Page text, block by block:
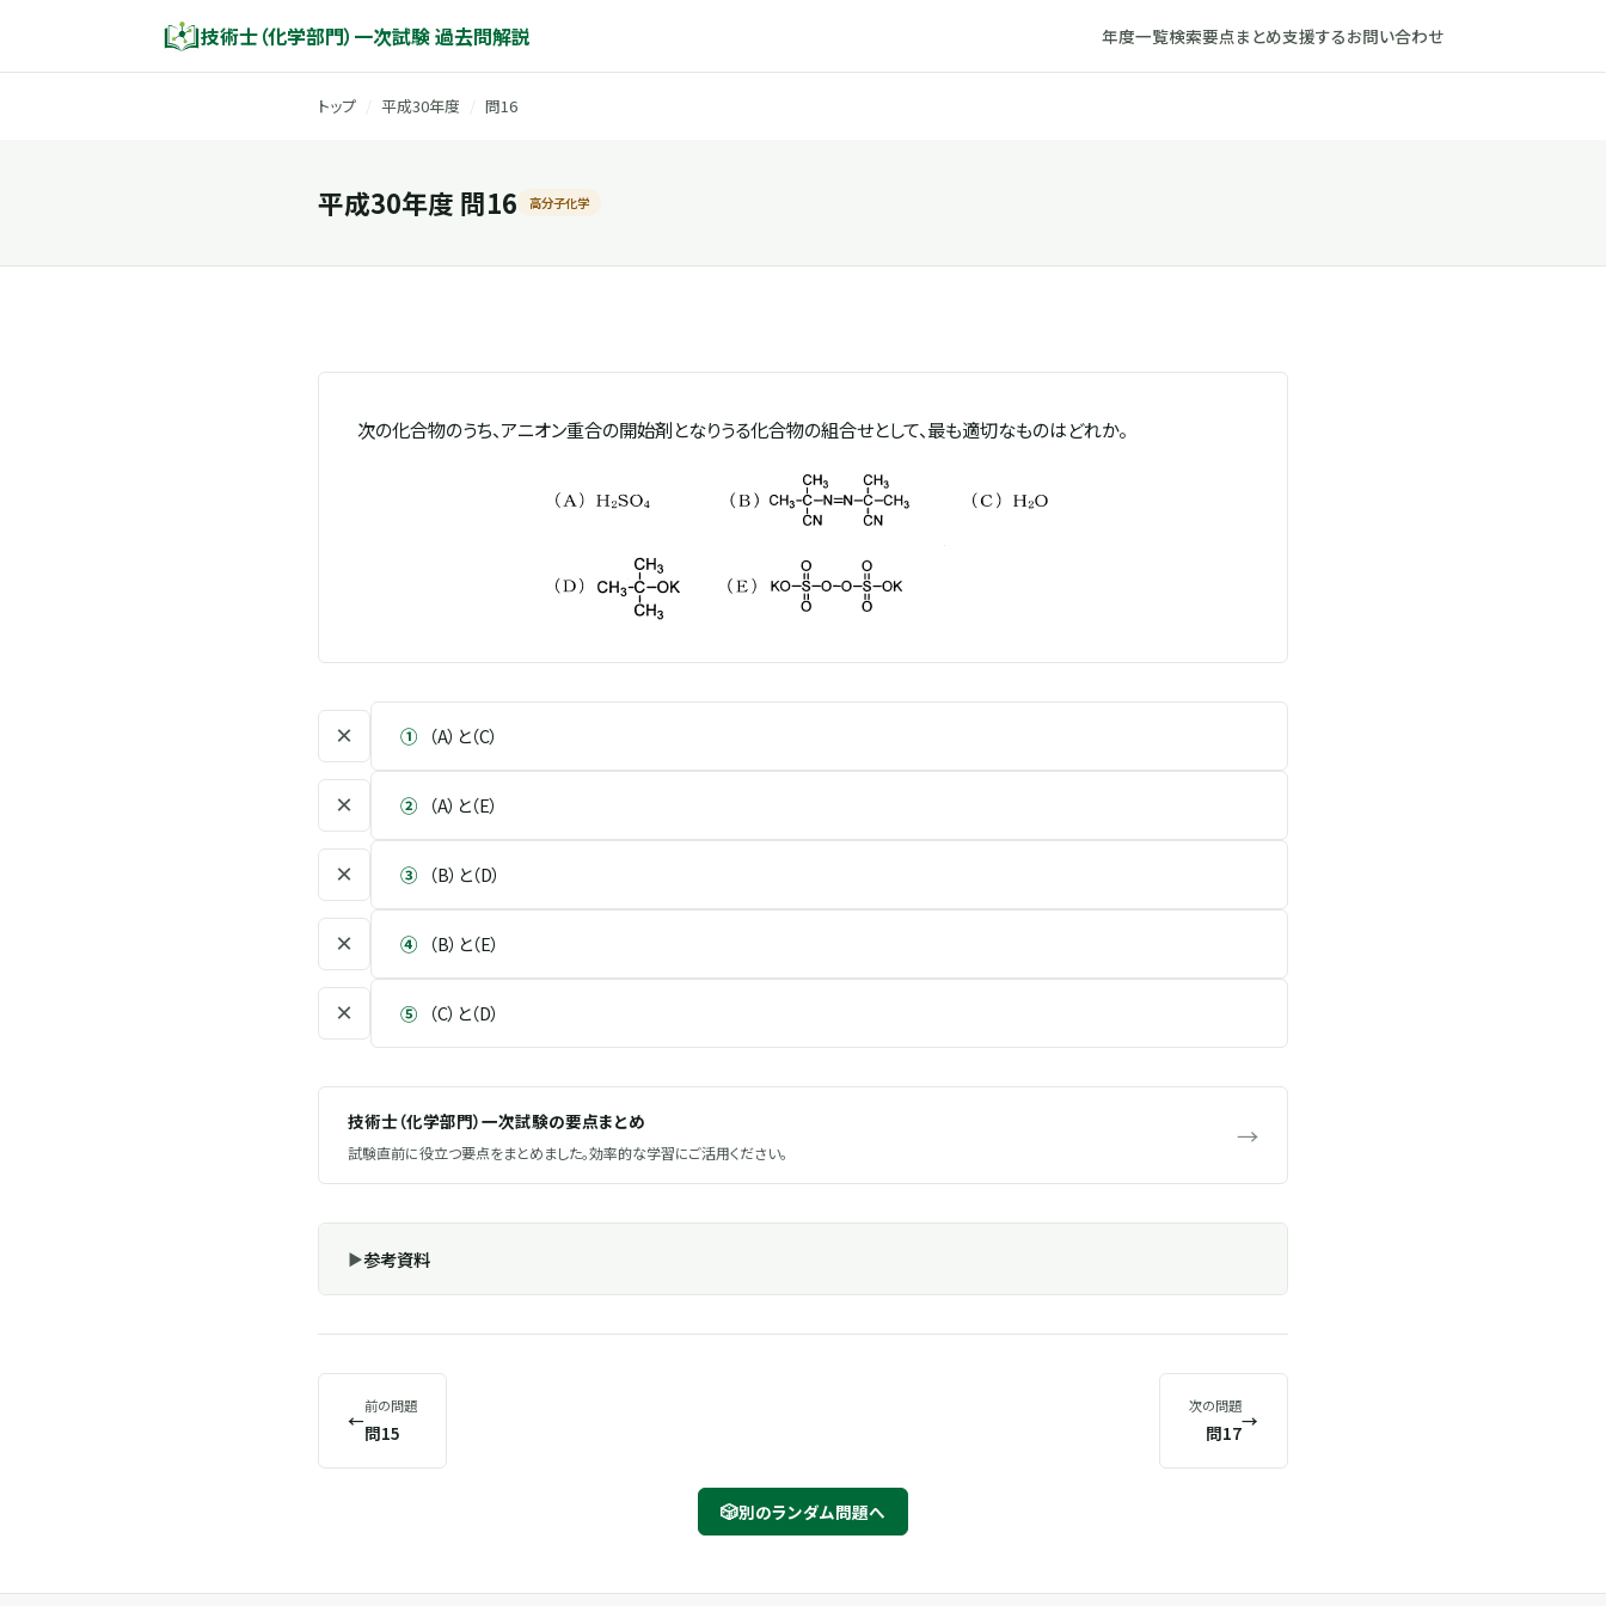
技術士（化学部門）一次試験 過去問解説 年度一覧検索要点まとめ支援するお問い合わせ
トップ 平成30年度 問16
平成30年度 問16 高分子化学
次の化合物のうち、アニオン重合の開始剤となりうる化合物の組合せとして、最も適切なものはどれか。
× ① （A）と（C）
× ② （A）と（E）
× ③ （B）と（D）
× ④ （B）と（E）
× ⑤ （C）と（D）
技術士（化学部門）一次試験の要点まとめ
試験直前に役立つ要点をまとめました。効率的な学習にご活用ください。
→
参考資料
←
前の問題
問15
次の問題
問17
→
🎲別のランダム問題へ